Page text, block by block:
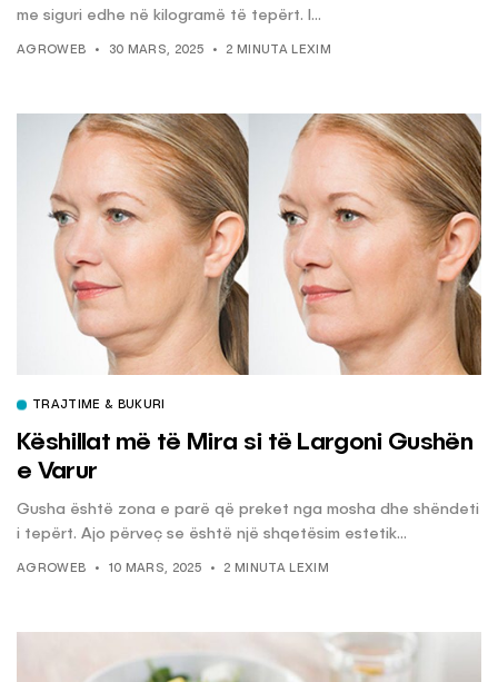
me siguri edhe në kilogramë të tepërt. I...
AGROWEB 30 MARS, 2025 2 MINUTA LEXIM
TRAJTIME & BUKURI
Këshillat më të Mira si të Largoni Gushën
e Varur
Gusha është zona e parë që preket nga mosha dhe shëndeti
i tepërt. Ajo përveç se është një shqetësim estetik...
AGROWEB 10 MARS, 2025 2 MINUTA LEXIM